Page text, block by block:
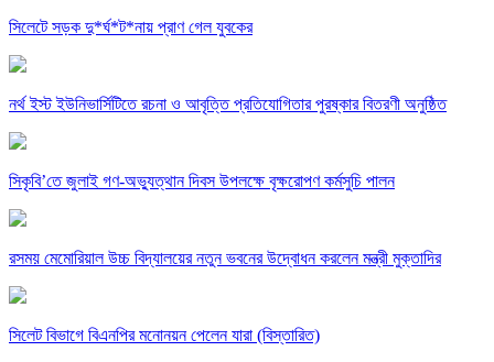
সিলেটে সড়ক দু*র্ঘ*ট*নায় প্রাণ গেল যুবকের
নর্থ ইস্ট ইউনিভার্সিটিতে রচনা ও আবৃত্তি প্রতিযোগিতার পুরষ্কার বিতরণী অনুষ্ঠিত
সিকৃবি’তে জুলাই গণ-অভ্যুত্থান দিবস উপলক্ষে বৃক্ষরোপণ কর্মসুচি পালন
রসময় মেমোরিয়াল উচ্চ বিদ্যালয়ের নতুন ভবনের উদ্বোধন করলেন মন্ত্রী মুক্তাদির
সিলেট বিভাগে বিএনপির মনোনয়ন পেলেন যারা (বিস্তারিত)